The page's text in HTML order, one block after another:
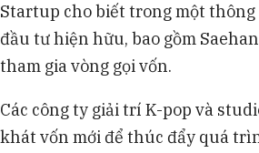
Startup cho biết trong một thông
đầu tư hiện hữu, bao gồm
tham gia vòng gọi vốn.
Các công ty giải trí K-pop và
khát vốn mới để thúc đẩy quá